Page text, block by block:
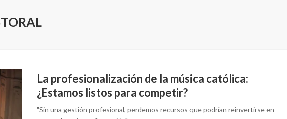
La profesionalización de la música católica:
¿Estamos listos para competir?
"Sin una gestión profesional, perdemos recursos que podrían reinvertirse en